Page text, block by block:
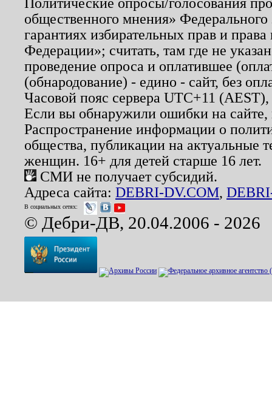
общественного мнения»
гарантиях избирательных прав и
Федерации»; считать, там где не
проведение опроса и оплатившее
(обнародование) - едино - сайт, без
Часовой пояс сервера UTC+11
Если вы обнаружили ошибки на
Распространение информации о
общества, публикации на актуальные
женщин. 16+ для детей старше 16 лет.
СМИ не получает субсидий.
Адреса сайта: DEBRI-DV.COM,
В социальных сетях:
© Дебри-ДВ, 20.04.2006 - 2026